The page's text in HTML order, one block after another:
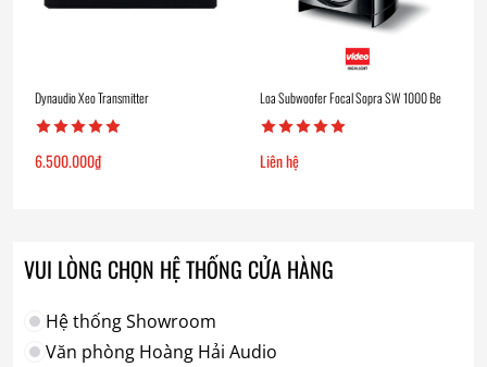
Dynaudio Xeo Transmitter
6.500.000₫
Loa Subwoofer Focal Sopra SW 1000 Be
Liên hệ
VUI LÒNG CHỌN HỆ THỐNG CỬA HÀNG
Hệ thống Showroom
Văn phòng Hoàng Hải Audio